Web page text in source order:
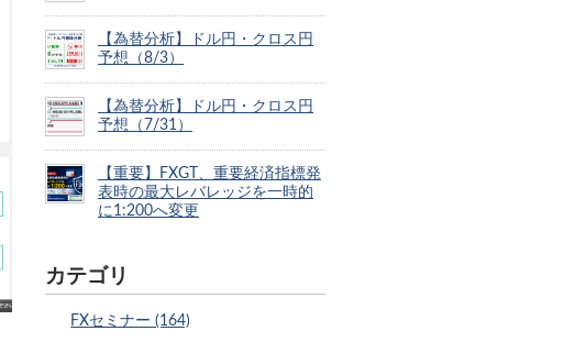
【為替分析】ドル円・クロス円
予想（8/3）
【為替分析】ドル円・クロス円
予想（7/31）
【重要】FXGT、重要経済指標発
表時の最大レバレッジを一時的
に1:200へ変更
カテゴリ
FXセミナー (164)